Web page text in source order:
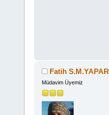
Fatih S.M.YAPAR
Müdavim Üyemiz